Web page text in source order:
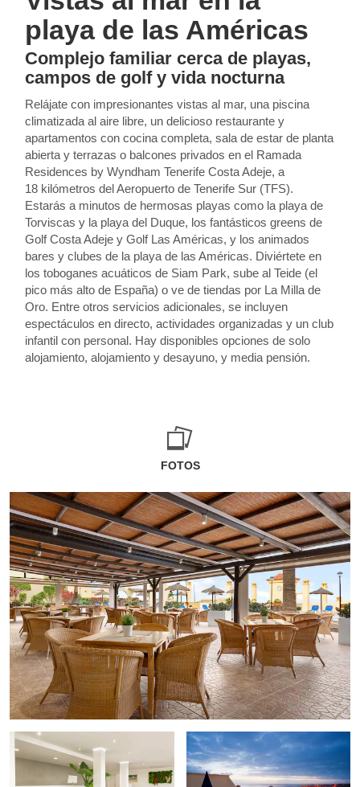
playa de las Américas
Complejo familiar cerca de playas,
campos de golf y vida nocturna
Relájate con impresionantes vistas al mar, una piscina
climatizada al aire libre, un delicioso restaurante y
apartamentos con cocina completa, sala de estar de planta
abierta y terrazas o balcones privados en el Ramada
Residences by Wyndham Tenerife Costa Adeje, a
18 kilómetros del Aeropuerto de Tenerife Sur (TFS).
Estarás a minutos de hermosas playas como la playa de
Torviscas y la playa del Duque, los fantásticos greens de
Golf Costa Adeje y Golf Las Américas, y los animados
bares y clubes de la playa de las Américas. Diviértete en
los toboganes acuáticos de Siam Park, sube al Teide (el
pico más alto de España) o ve de tiendas por La Milla de
Oro. Entre otros servicios adicionales, se incluyen
espectáculos en directo, actividades organizadas y un club
infantil con personal. Hay disponibles opciones de solo
alojamiento, alojamiento y desayuno, y media pensión.
FOTOS